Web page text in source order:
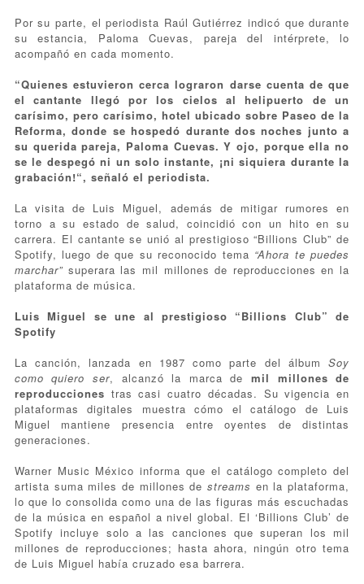
Por su parte, el periodista Raúl Gutiérrez indicó que durante
su estancia, Paloma Cuevas, pareja del intérprete, lo
acompañó en cada momento.
“Quienes estuvieron cerca lograron darse cuenta de que
el cantante llegó por los cielos al helipuerto de un
carísimo, pero carísimo, hotel ubicado sobre Paseo de la
Reforma, donde se hospedó durante dos noches junto a
su querida pareja, Paloma Cuevas. Y ojo, porque ella no
se le despegó ni un solo instante, ¡ni siquiera durante la
grabación!“, señaló el periodista.
La visita de Luis Miguel, además de mitigar rumores en
torno a su estado de salud, coincidió con un hito en su
carrera. El cantante se unió al prestigioso “Billions Club” de
Spotify, luego de que su reconocido tema “Ahora te puedes
marchar” superara las mil millones de reproducciones en la
plataforma de música.
Luis Miguel se une al prestigioso “Billions Club” de
Spotify
La canción, lanzada en 1987 como parte del álbumSoy
como quiero ser, alcanzó la marca de mil millones de
reproducciones tras casi cuatro décadas. Su vigencia en
plataformas digitales muestra cómo el catálogo de Luis
Miguel mantiene presencia entre oyentes de distintas
generaciones.
Warner Music México informa que el catálogo completo del
artista suma miles de millones destreams en la plataforma,
lo que lo consolida como una de las figuras más escuchadas
de la música en español a nivel global. El ‘Billions Club’ de
Spotify incluye solo a las canciones que superan los mil
millones de reproducciones; hasta ahora, ningún otro tema
de Luis Miguel había cruzado esa barrera.